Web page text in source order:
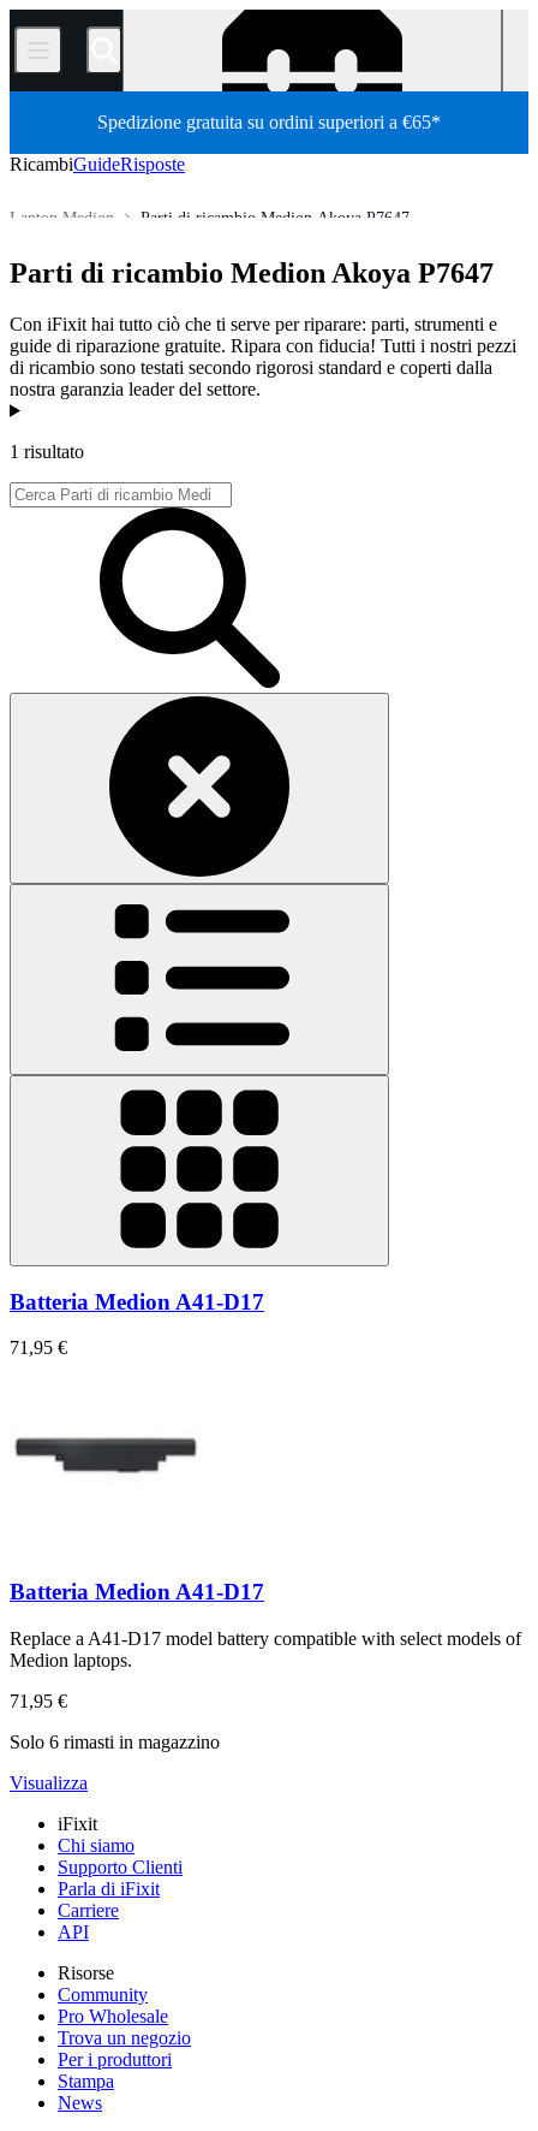
/
Spedizione gratuita su ordini superiori a €65*
RicambiGuideRisposte
Parti di ricambio Medion Akoya P7647
Laptop Medion
Parti di ricambio Medion Akoya P7647
Con iFixit hai tutto ciò che ti serve per riparare: parti, strumenti e
guide di riparazione gratuite. Ripara con fiducia! Tutti i nostri pezzi
di ricambio sono testati secondo rigorosi standard e coperti dalla
nostra garanzia leader del settore.
Prodotti
1 risultato
Batteria Medion A41-D17
71,95 €
Batteria Medion A41-D17
Replace a A41-D17 model battery compatible with select models of
Medion laptops.
71,95 €
Solo 6 rimasti in magazzino
Visualizza
iFixit
Chi siamo
Supporto Clienti
Parla di iFixit
Carriere
API
Risorse
Community
Pro Wholesale
Trova un negozio
Per i produttori
Stampa
News